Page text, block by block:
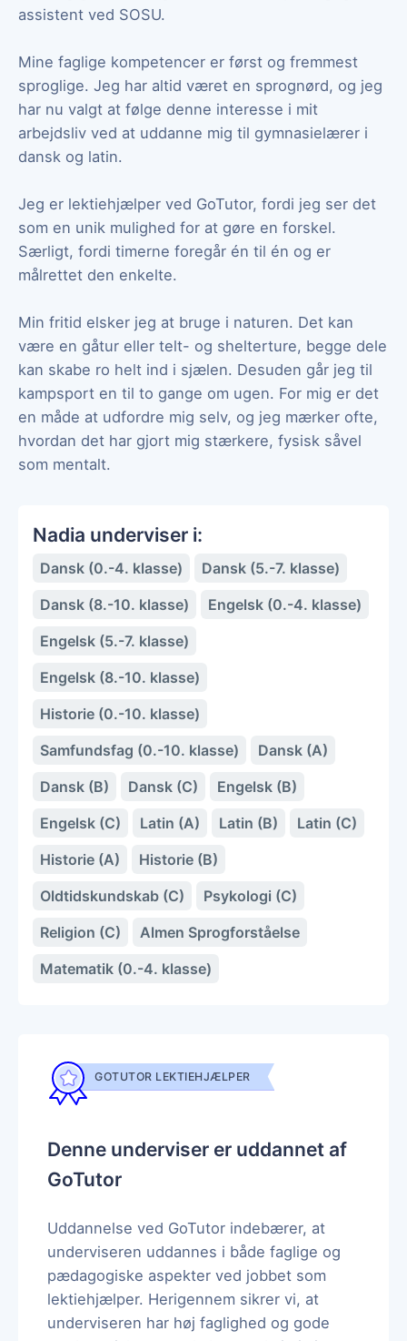
assistent ved SOSU.
Mine faglige kompetencer er først og fremmest
sproglige. Jeg har altid været en sprognørd, og jeg
har nu valgt at følge denne interesse i mit
arbejdsliv ved at uddanne mig til gymnasielærer i
dansk og latin.
Jeg er lektiehjælper ved GoTutor, fordi jeg ser det
som en unik mulighed for at gøre en forskel.
Særligt, fordi timerne foregår én til én og er
målrettet den enkelte.
Min fritid elsker jeg at bruge i naturen. Det kan
være en gåtur eller telt- og shelterture, begge dele
kan skabe ro helt ind i sjælen. Desuden går jeg til
kampsport en til to gange om ugen. For mig er det
en måde at udfordre mig selv, og jeg mærker ofte,
hvordan det har gjort mig stærkere, fysisk såvel
som mentalt.
Nadia underviser i:
Dansk (0.-4. klasse)
Dansk (5.-7. klasse)
Dansk (8.-10. klasse)
Engelsk (0.-4. klasse)
Engelsk (5.-7. klasse)
Engelsk (8.-10. klasse)
Historie (0.-10. klasse)
Samfundsfag (0.-10. klasse)
Dansk (A)
Dansk (B)
Dansk (C)
Engelsk (B)
Engelsk (C)
Latin (A) Latin (B)
Latin (C)
Historie (A)
Historie (B)
Oldtidskundskab (C)
Psykologi (C)
Religion (C)
Almen Sprogforståelse
Matematik (0.-4. klasse)
GOTUTOR LEKTIEHJÆLPER
Denne underviser er uddannet af
GoTutor
Uddannelse ved GoTutor indebærer, at
underviseren uddannes i både faglige og
pædagogiske aspekter ved jobbet som
lektiehjælper. Herigennem sikrer vi, at
underviseren har høj faglighed og gode